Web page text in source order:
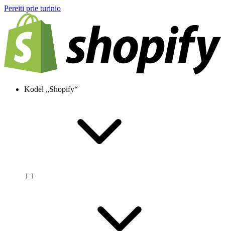
Pereiti prie turinio
Kodėl „Shopify“